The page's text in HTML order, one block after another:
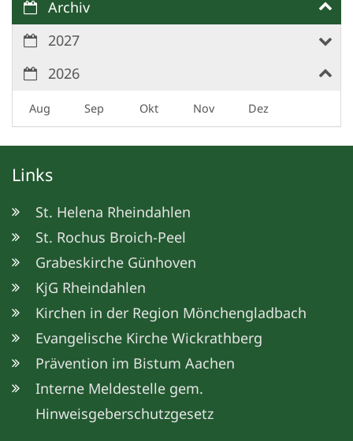
Archiv
2027
2026
Aug Sep Okt Nov Dez
Links
St. Helena Rheindahlen
St. Rochus Broich-Peel
Grabeskirche Günhoven
KjG Rheindahlen
Kirchen in der Region Mönchengladbach
Evangelische Kirche Wickrathberg
Prävention im Bistum Aachen
Interne Meldestelle gem.
Hinweisgeberschutzgesetz